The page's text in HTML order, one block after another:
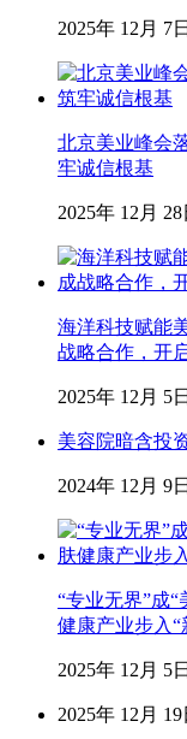
2025年 12月 7日
北京美业峰会
牢诚信根基
2025年 12月 28
海洋科技赋能
战略合作，开
2025年 12月 5日
美容院暗含投
2024年 12月 9日
“专业无界”成
健康产业步入“
2025年 12月 5日
2025年 12月 19